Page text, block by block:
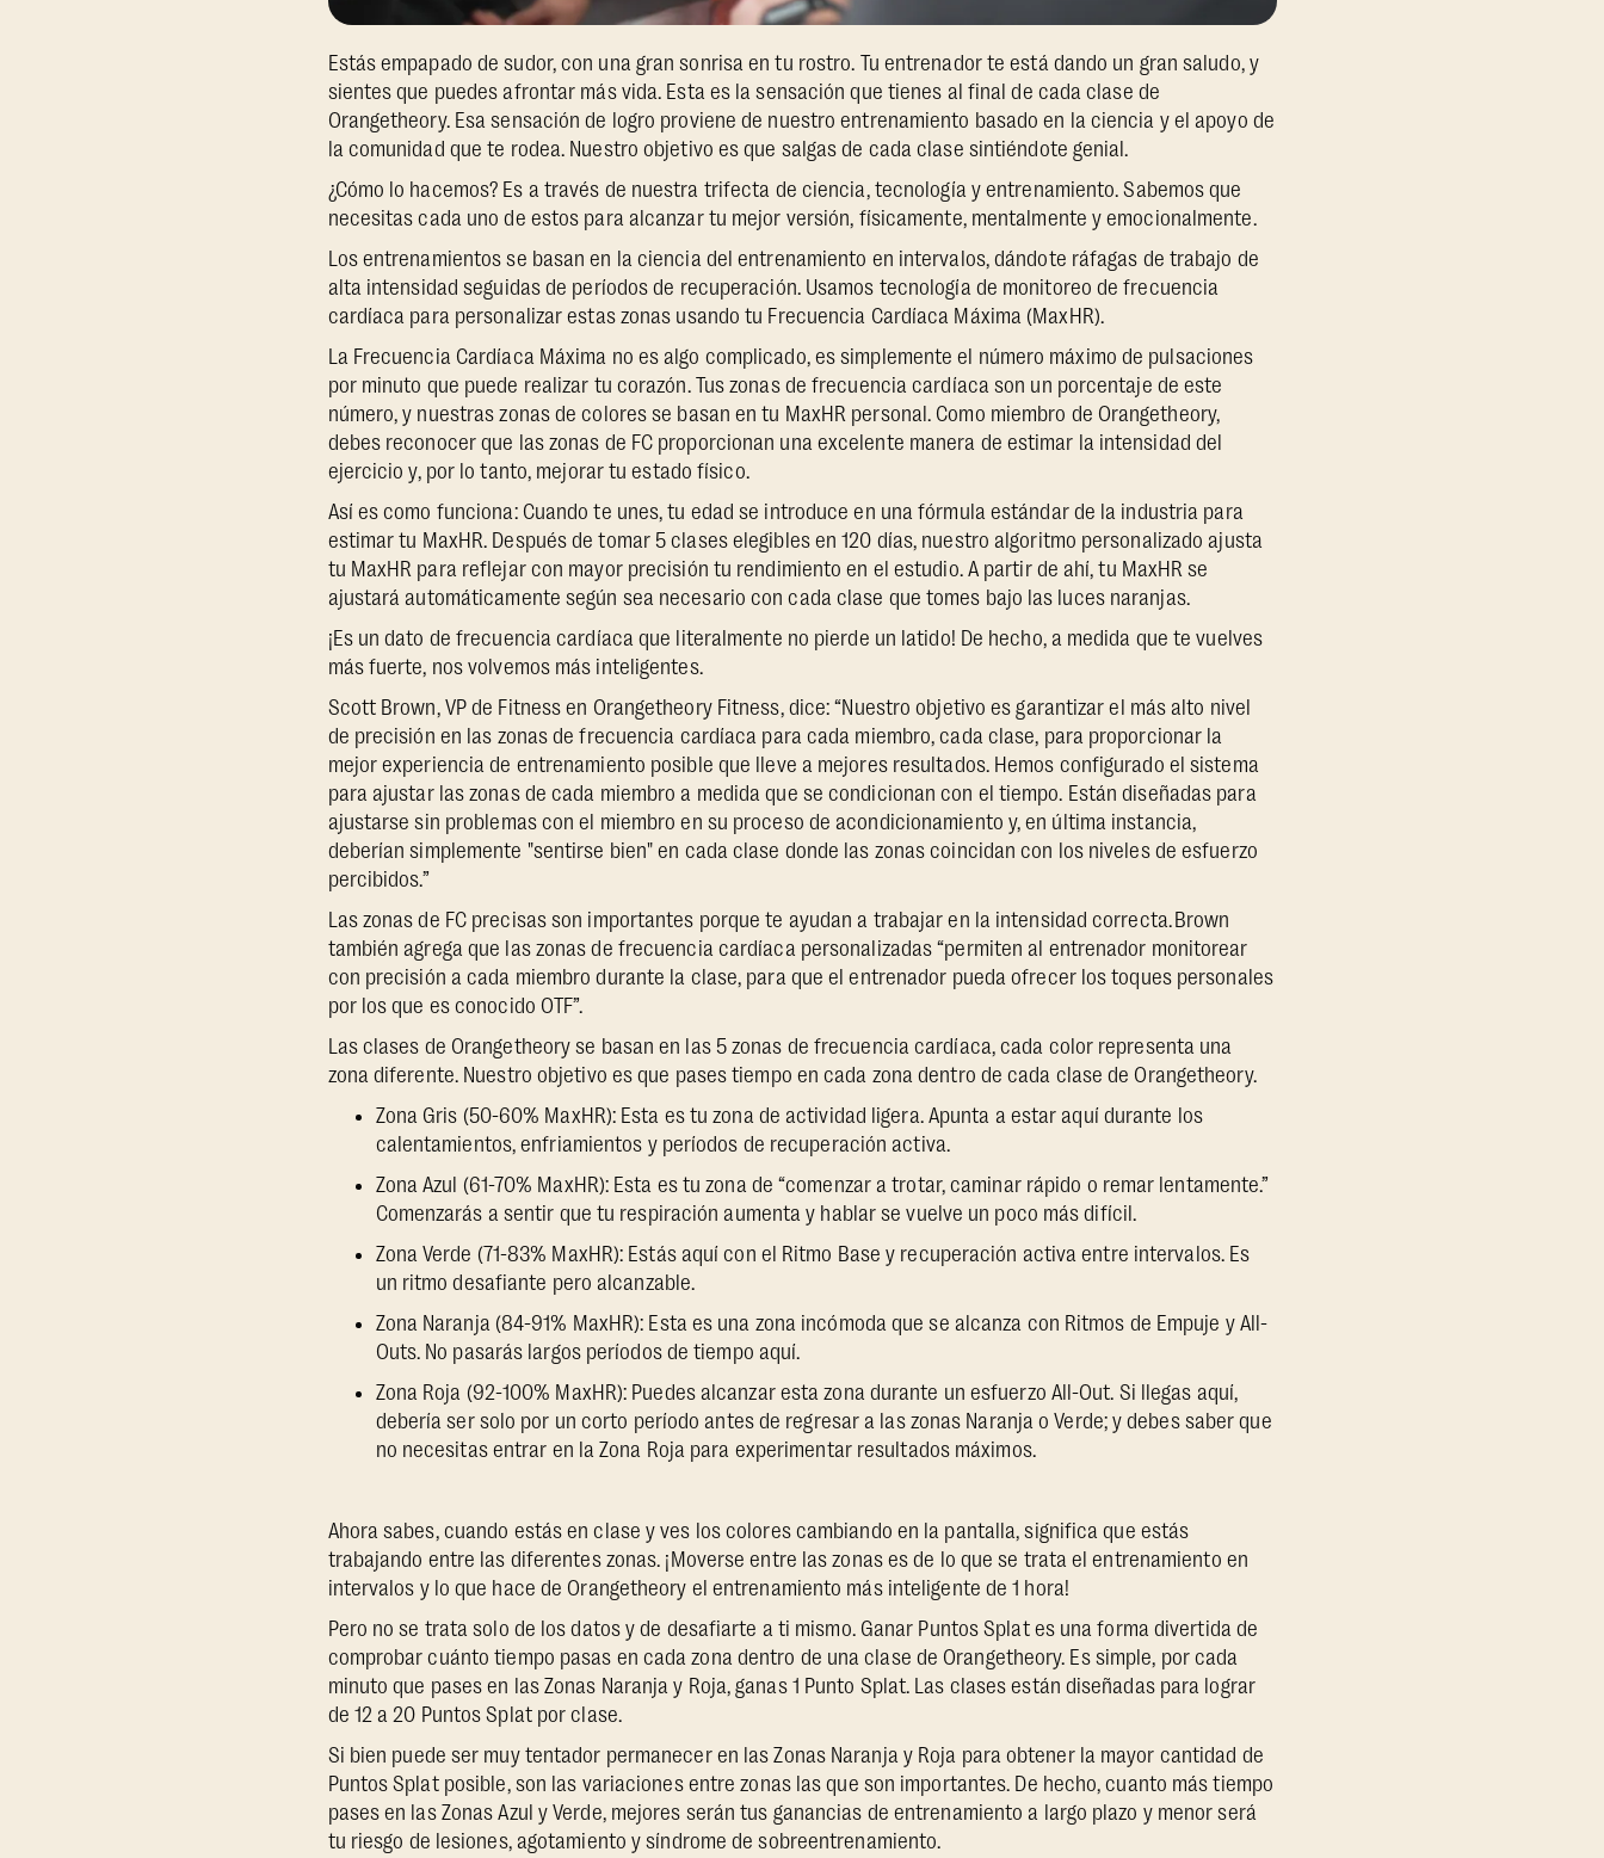
Estás empapado de sudor, con una gran sonrisa en tu rostro. Tu entrenador te está dando un gran saludo, y
sientes que puedes afrontar más vida. Esta es la sensación que tienes al final de cada clase de
Orangetheory. Esa sensación de logro proviene de nuestro entrenamiento basado en la ciencia y el apoyo de
la comunidad que te rodea. Nuestro objetivo es que salgas de cada clase sintiéndote genial.
¿Cómo lo hacemos? Es a través de nuestra trifecta de ciencia, tecnología y entrenamiento. Sabemos que
necesitas cada uno de estos para alcanzar tu mejor versión, físicamente, mentalmente y emocionalmente.
Los entrenamientos se basan en la ciencia del entrenamiento en intervalos, dándote ráfagas de trabajo de
alta intensidad seguidas de períodos de recuperación. Usamos tecnología de monitoreo de frecuencia
cardíaca para personalizar estas zonas usando tu Frecuencia Cardíaca Máxima (MaxHR).
La Frecuencia Cardíaca Máxima no es algo complicado, es simplemente el número máximo de pulsaciones
por minuto que puede realizar tu corazón. Tus zonas de frecuencia cardíaca son un porcentaje de este
número, y nuestras zonas de colores se basan en tu MaxHR personal. Como miembro de Orangetheory,
debes reconocer que las zonas de FC proporcionan una excelente manera de estimar la intensidad del
ejercicio y, por lo tanto, mejorar tu estado físico.
Así es como funciona: Cuando te unes, tu edad se introduce en una fórmula estándar de la industria para
estimar tu MaxHR. Después de tomar 5 clases elegibles en 120 días, nuestro algoritmo personalizado ajusta
tu MaxHR para reflejar con mayor precisión tu rendimiento en el estudio. A partir de ahí, tu MaxHR se
ajustará automáticamente según sea necesario con cada clase que tomes bajo las luces naranjas.
¡Es un dato de frecuencia cardíaca que literalmente no pierde un latido! De hecho, a medida que te vuelves
más fuerte, nos volvemos más inteligentes.
Scott Brown, VP de Fitness en Orangetheory Fitness, dice: “Nuestro objetivo es garantizar el más alto nivel
de precisión en las zonas de frecuencia cardíaca para cada miembro, cada clase, para proporcionar la
mejor experiencia de entrenamiento posible que lleve a mejores resultados. Hemos configurado el sistema
para ajustar las zonas de cada miembro a medida que se condicionan con el tiempo. Están diseñadas para
ajustarse sin problemas con el miembro en su proceso de acondicionamiento y, en última instancia,
deberían simplemente "sentirse bien" en cada clase donde las zonas coincidan con los niveles de esfuerzo
percibidos.”
Las zonas de FC precisas son importantes porque te ayudan a trabajar en la intensidad correcta. Brown
también agrega que las zonas de frecuencia cardíaca personalizadas “permiten al entrenador monitorear
con precisión a cada miembro durante la clase, para que el entrenador pueda ofrecer los toques personales
por los que es conocido OTF”.
Las clases de Orangetheory se basan en las 5 zonas de frecuencia cardíaca, cada color representa una
zona diferente. Nuestro objetivo es que pases tiempo en cada zona dentro de cada clase de Orangetheory.
Zona Gris (50-60% MaxHR): Esta es tu zona de actividad ligera. Apunta a estar aquí durante los
calentamientos, enfriamientos y períodos de recuperación activa.
Zona Azul (61-70% MaxHR): Esta es tu zona de “comenzar a trotar, caminar rápido o remar lentamente.”
Comenzarás a sentir que tu respiración aumenta y hablar se vuelve un poco más difícil.
Zona Verde (71-83% MaxHR): Estás aquí con el Ritmo Base y recuperación activa entre intervalos. Es
un ritmo desafiante pero alcanzable.
Zona Naranja (84-91% MaxHR): Esta es una zona incómoda que se alcanza con Ritmos de Empuje y All-
Outs. No pasarás largos períodos de tiempo aquí.
Zona Roja (92-100% MaxHR): Puedes alcanzar esta zona durante un esfuerzo All-Out. Si llegas aquí,
debería ser solo por un corto período antes de regresar a las zonas Naranja o Verde; y debes saber que
no necesitas entrar en la Zona Roja para experimentar resultados máximos.
Ahora sabes, cuando estás en clase y ves los colores cambiando en la pantalla, significa que estás
trabajando entre las diferentes zonas. ¡Moverse entre las zonas es de lo que se trata el entrenamiento en
intervalos y lo que hace de Orangetheory el entrenamiento más inteligente de 1 hora!
Pero no se trata solo de los datos y de desafiarte a ti mismo. Ganar Puntos Splat es una forma divertida de
comprobar cuánto tiempo pasas en cada zona dentro de una clase de Orangetheory. Es simple, por cada
minuto que pases en las Zonas Naranja y Roja, ganas 1 Punto Splat. Las clases están diseñadas para lograr
de 12 a 20 Puntos Splat por clase.
Si bien puede ser muy tentador permanecer en las Zonas Naranja y Roja para obtener la mayor cantidad de
Puntos Splat posible, son las variaciones entre zonas las que son importantes. De hecho, cuanto más tiempo
pases en las Zonas Azul y Verde, mejores serán tus ganancias de entrenamiento a largo plazo y menor será
tu riesgo de lesiones, agotamiento y síndrome de sobreentrenamiento.